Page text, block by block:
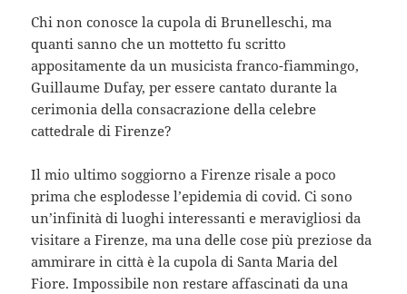
Chi non conosce la cupola di Brunelleschi, ma
quanti sanno che un mottetto fu scritto
appositamente da un musicista franco-fiammingo,
Guillaume Dufay, per essere cantato durante la
cerimonia della consacrazione della celebre
cattedrale di Firenze?
Il mio ultimo soggiorno a Firenze risale a poco
prima che esplodesse l’epidemia di covid. Ci sono
un’infinità di luoghi interessanti e meravigliosi da
visitare a Firenze, ma una delle cose più preziose da
ammirare in città è la cupola di Santa Maria del
Fiore. Impossibile non restare affascinati da una